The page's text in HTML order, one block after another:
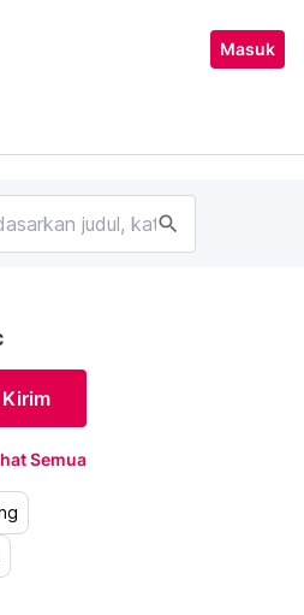
Masuk
search
Kirim
Semua